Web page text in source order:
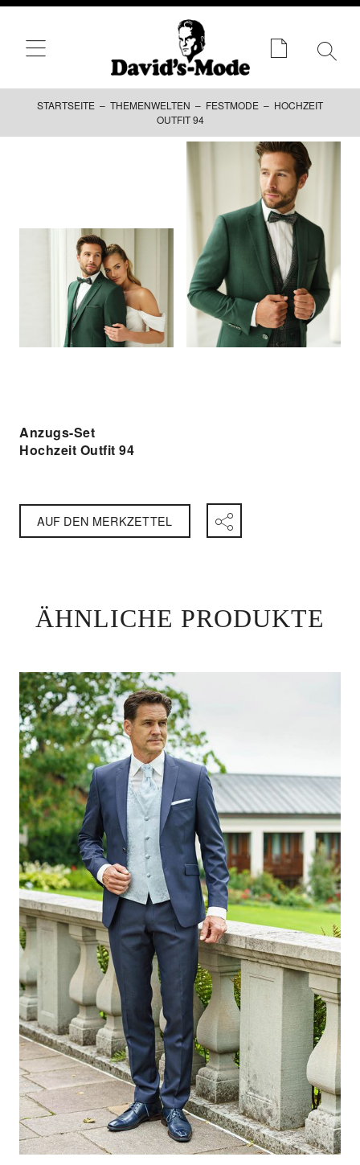
STARTSEITE – THEMENWELTEN – FESTMODE – HOCHZEIT
OUTFIT 94
Anzugs-Set
Hochzeit Outfit 94
AUF DEN MERKZETTEL
ÄHNLICHE PRODUKTE